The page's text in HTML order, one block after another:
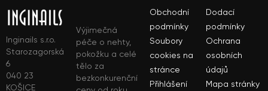
Inginails s.r.o.
Starozagorská
6
040 23
KOŠICE
Výjimečná
péče o nehty,
pokožku a celé
tělo za
bezkonkurenční
Obchodní
podmínky
Dodací
podmínky
Soubory
cookies na
stránce
Ochrana
osobních
údajů
Přihlášení
Mapa stránky